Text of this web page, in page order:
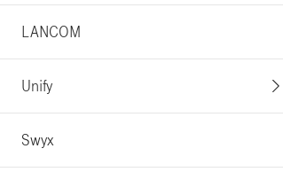
LANCOM
Unify
Swyx